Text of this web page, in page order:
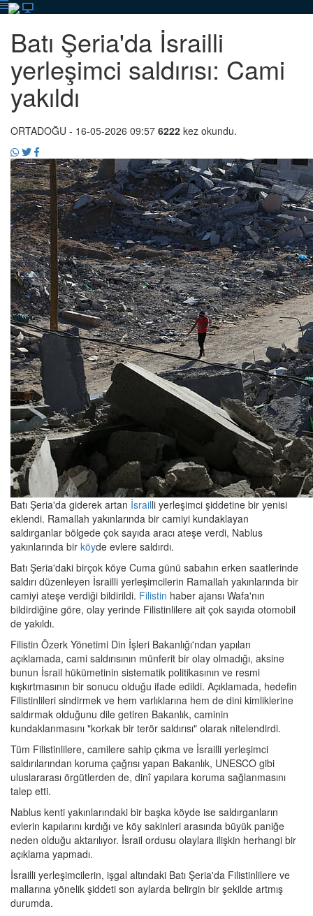
Batı Şeria'da İsrailli
yerleşimci saldırısı: Cami
yakıldı
ORTADOĞU - 16-05-2026 09:57 6222 kez okundu.
Batı Şeria'da giderek artan İsrailli yerleşimci şiddetine bir yenisi
eklendi. Ramallah yakınlarında bir camiyi kundaklayan
saldırganlar bölgede çok sayıda aracı ateşe verdi, Nablus
yakınlarında bir köyde evlere saldırdı.
Batı Şeria'daki birçok köye Cuma günü sabahın erken saatlerinde
saldırı düzenleyen İsrailli yerleşimcilerin Ramallah yakınlarında bir
camiyi ateşe verdiği bildirildi. Filistin haber ajansı Wafa'nın
bildirdiğine göre, olay yerinde Filistinlilere ait çok sayıda otomobil
de yakıldı.
Filistin Özerk Yönetimi Din İşleri Bakanlığı'ndan yapılan
açıklamada, cami saldırısının münferit bir olay olmadığı, aksine
bunun İsrail hükümetinin sistematik politikasının ve resmi
kışkırtmasının bir sonucu olduğu ifade edildi. Açıklamada, hedefin
Filistinlileri sindirmek ve hem varlıklarına hem de dini kimliklerine
saldırmak olduğunu dile getiren Bakanlık, caminin
kundaklanmasını "korkak bir terör saldırısı" olarak nitelendirdi.
Tüm Filistinlilere, camilere sahip çıkma ve İsrailli yerleşimci
saldırılarından koruma çağrısı yapan Bakanlık, UNESCO gibi
uluslararası örgütlerden de, dinî yapılara koruma sağlanmasını
talep etti.
Nablus kenti yakınlarındaki bir başka köyde ise saldırganların
evlerin kapılarını kırdığı ve köy sakinleri arasında büyük paniğe
neden olduğu aktarılıyor. İsrail ordusu olaylara ilişkin herhangi bir
açıklama yapmadı.
İsrailli yerleşimcilerin, işgal altındaki Batı Şeria'da Filistinlilere ve
mallarına yönelik şiddeti son aylarda belirgin bir şekilde artmış
durumda.